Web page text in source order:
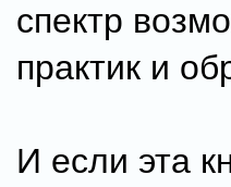
спектр
практик и
И если эта